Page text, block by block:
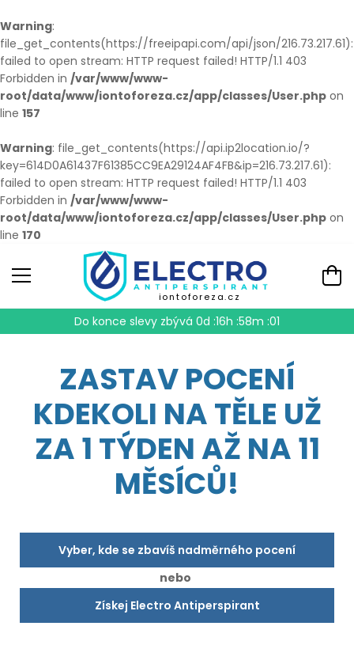
Warning:
file_get_contents(https://freeipapi.com/api/json/216.73.217.61):
failed to open stream: HTTP request failed! HTTP/1.1 403
Forbidden in /var/www/www-
root/data/www/iontoforeza.cz/app/classes/User.php on
line 157
Warning: file_get_contents(https://api.ip2location.io/?
key=614D0A61437F61385CC9EA29124AF4FB&ip=216.73.217.61):
failed to open stream: HTTP request failed! HTTP/1.1 403
Forbidden in /var/www/www-
root/data/www/iontoforeza.cz/app/classes/User.php on
line 170
iontoforeza.cz
Do konce slevy zbývá 0d :16h :58m :00
ZASTAV POCENÍ
KDEKOLI NA TĚLE UŽ
ZA 1 TÝDEN AŽ NA 11
MĚSÍCŮ!
Vyber, kde se zbavíš nadměrného pocení
nebo
Získej Electro Antiperspirant